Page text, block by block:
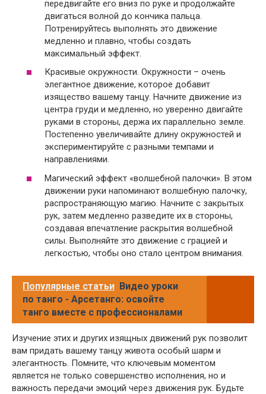
передвигайте его вниз по руке и продолжайте
двигаться волной до кончика пальца.
Потренируйтесь выполнять это движение
медленно и плавно, чтобы создать
максимальный эффект.
Красивые окружности. Окружности – очень
элегантное движение, которое добавит
изящество вашему танцу. Начните движение из
центра груди и медленно, но уверенно двигайте
руками в стороны, держа их параллельно земле.
Постепенно увеличивайте длину окружностей и
экспериментируйте с разными темпами и
направлениями.
Магический эффект «волшебной палочки». В этом
движении руки напоминают волшебную палочку,
распространяющую магию. Начните с закрытых
рук, затем медленно разведите их в стороны,
создавая впечатление раскрытия волшебной
силы. Выполняйте это движение с грацией и
легкостью, чтобы оно стало центром внимания.
Популярные статьи Видео уроки
по танго - Арсетанго: освойте
танго вместе с профессионалами
Изучение этих и других изящных движений рук позволит
вам придать вашему танцу живота особый шарм и
элегантность. Помните, что ключевым моментом
является не только совершенство исполнения, но и
важность передачи эмоций через движения рук. Будьте